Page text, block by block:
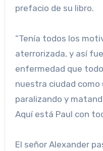
prefacio de su libro.
“Tenía todos los
aterrorizada, y así
enfermedad que
nuestra ciudad como
paralizando y
Aquí está Paul con
El señor Alexander